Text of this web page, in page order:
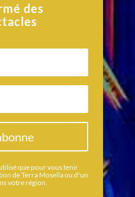
des
que pour vous tenir
de Terra Mosella ou d'un
votre région.